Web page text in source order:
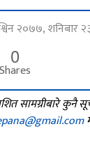
२०७७,
0
Shares
सामग्रीबारे कुनै